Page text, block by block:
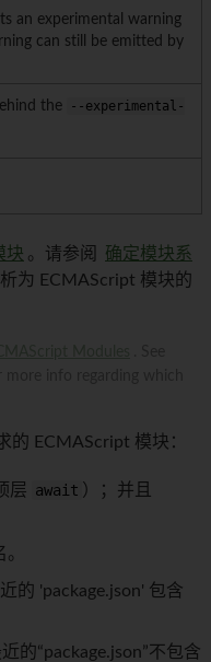
an experimental warning
can still be emitted by
the
--experimental-
块 。请参阅
确定模块系
为 ECMAScript 模块的
的 ECMAScript 模块：
层 await ）；并且
的 'package.json' 包含
的“package.json”不包含